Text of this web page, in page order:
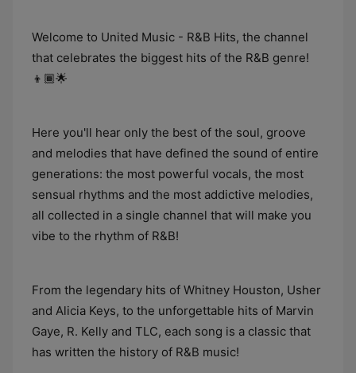
Welcome to United Music - R&B Hits, the channel
that celebrates the biggest hits of the R&B genre!
👦🏾🌟
Here you'll hear only the best of the soul, groove
and melodies that have defined the sound of entire
generations: the most powerful vocals, the most
sensual rhythms and the most addictive melodies,
all collected in a single channel that will make you
vibe to the rhythm of R&B!
From the legendary hits of Whitney Houston, Usher
and Alicia Keys, to the unforgettable hits of Marvin
Gaye, R. Kelly and TLC, each song is a classic that
has written the history of R&B music!